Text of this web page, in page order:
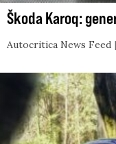
Škoda Karoq:
Autocritica News Feed